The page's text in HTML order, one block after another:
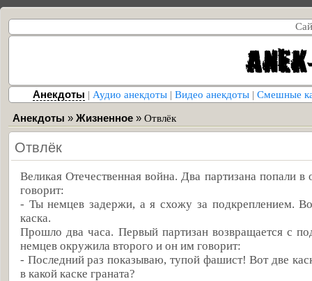
Анекдоты | Аудио анекдоты | Видео анекдоты | Смешные
Анекдоты » Жизненное » Отвлёк
Отвлёк
Великая Отечественная война. Два партизана попали
говорит:
- Ты немцев задержи, а я схожу за подкреплением.
каска.
Прошло два часа. Первый партизан возвращается с
немцев окружила второго и он им говорит:
- Последний раз показываю, тупой фашист! Вот две
в какой каске граната?